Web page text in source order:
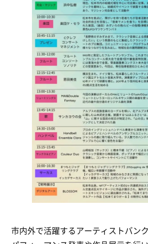
市内外で活躍するアーティストバン